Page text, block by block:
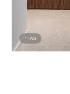
1 TAG